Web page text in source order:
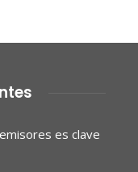
es clave